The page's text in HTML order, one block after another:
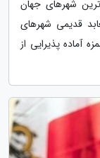
شهرهای جهان
قدیمی شهرهای
آماده پذیرایی از